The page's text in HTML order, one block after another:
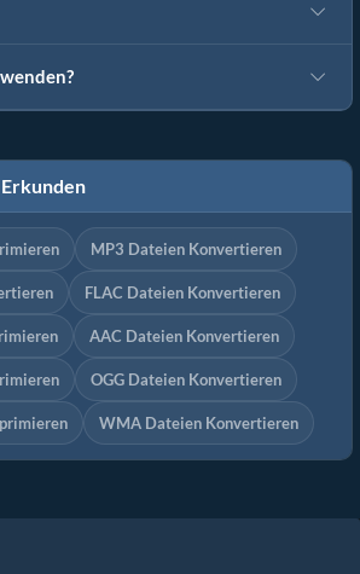
MP3 Dateien Konvertieren
FLAC Dateien Konvertieren
AAC Dateien Konvertieren
OGG Dateien Konvertieren
WMA Dateien Konvertieren